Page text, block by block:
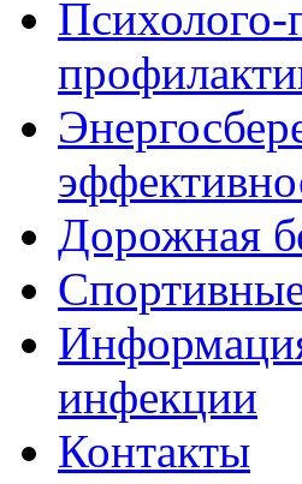
Психолого-
Дорожная
инфекции
Контакты